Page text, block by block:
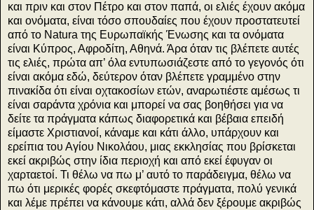
και πριν και στον Πέτρο και στον παπά, οι ελιές έχουν ακόμα
και ονόματα, είναι τόσο σπουδαίες που έχουν προστατευτεί
από το Natura της Ευρωπαϊκής Ένωσης και τα ονόματα
είναι Κύπρος, Αφροδίτη, Αθηνά. Άρα όταν τις βλέπετε αυτές
τις ελιές, πρώτα απ’ όλα εντυπωσιάζεστε από το γεγονός ότι
είναι ακόμα εδώ, δεύτερον όταν βλέπετε γραμμένο στην
πινακίδα ότι είναι οχτακοσίων ετών, αναρωτιέστε αμέσως τι
είναι σαράντα χρόνια και μπορεί να σας βοηθήσει για να
δείτε τα πράγματα κάπως διαφορετικά και βέβαια επειδή
είμαστε Χριστιανοί, κάναμε και κάτι άλλο, υπάρχουν και
ερείπια του Αγίου Νικολάου, μιας εκκλησίας που βρίσκεται
εκεί ακριβώς στην ίδια περιοχή και από εκεί έφυγαν οι
χαρταετοί. Τι θέλω να πω μ’ αυτό το παράδειγμα, θέλω να
πω ότι μερικές φορές σκεφτόμαστε πράγματα, πολύ γενικά
και λέμε πρέπει να κάνουμε κάτι, αλλά δεν ξέρουμε ακριβώς